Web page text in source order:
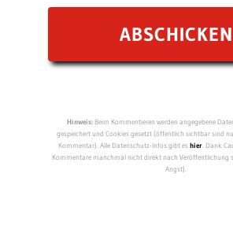
Hinweis:Beim Kommentieren werden angegebene
gespeichert und Cookies gesetzt (öffentlich sichtbar sind
Kommentar). Alle Datenschutz-Infos gibt eshier. Dank
Kommentare manchmal nicht direkt nach Veröffentlichung
Angst).